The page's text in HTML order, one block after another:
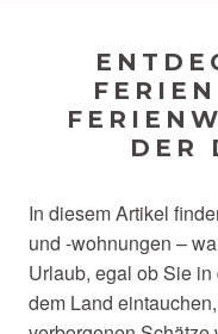
DER
In diesem Artikel
und -wohnungen –
Urlaub, egal ob Sie
dem Land